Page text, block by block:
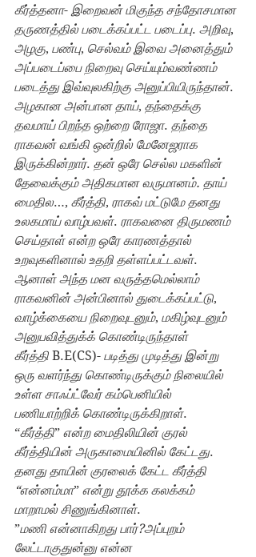
கீர்த்தனா- இறைவன் மிகுந்த சந்தோசமான
தருணத்தில் படைக்கப்பட்ட படைப்பு. அறிவு,
அழகு, பண்பு, செல்வம் இவை அனைத்தும்
அப்படைப்பை நிறைவு செய்யும்வண்ணம்
படைத்து இவ்வுலகிற்கு அனுப்பியிருந்தான்.
அழகான அன்பான தாய், தந்தைக்கு
தவமாய் பிறந்த ஒற்றை ரோஜா. தந்தை
ராகவன் வங்கி ஒன்றில் மேனேஜராக
இருக்கின்றார். தன் ஒரே செல்ல மகளின்
தேவைக்கும் அதிகமான வருமானம். தாய்
மைதில…, கீர்த்தி, ராகவ் மட்டுமே தனது
உலகமாய் வாழ்பவள். ராகவனை திருமணம்
செய்தாள் என்ற ஒரே காரணத்தால்
உறவுகளினால் உதறி தள்ளப்பட்டவள்.
ஆனாள் அந்த மன வருத்தமெல்லாம்
ராகவனின் அன்பினால் துடைக்கப்பட்டு,
வாழ்க்கையை நிறைவுடனும், மகிழ்வுடனும்
அனுபவித்துக்க் கொண்டிருந்தாள்
கீர்த்தி B.E(CS)- படித்து முடித்து இன்று
ஒரு வளர்ந்து கொண்டிருக்கும் நிலையில்
உள்ள சாஃப்ட்வேர் கம்பெனியில்
பணியாற்றிக் கொண்டிருக்கிறாள்.
“கீர்த்தி” என்ற மைதிலியின் குரல்
கீர்த்தியின் அருகாமையினில் கேட்டது.
தனது தாயின் குரலைக் கேட்ட கீர்த்தி
“என்னம்மா” என்று தூக்க கலக்கம்
மாறாமல் சிணுங்கினாள்.
”மணி என்னாகிறது பார்?அப்புறம்
லேட்டாகுதுன்னு என்ன